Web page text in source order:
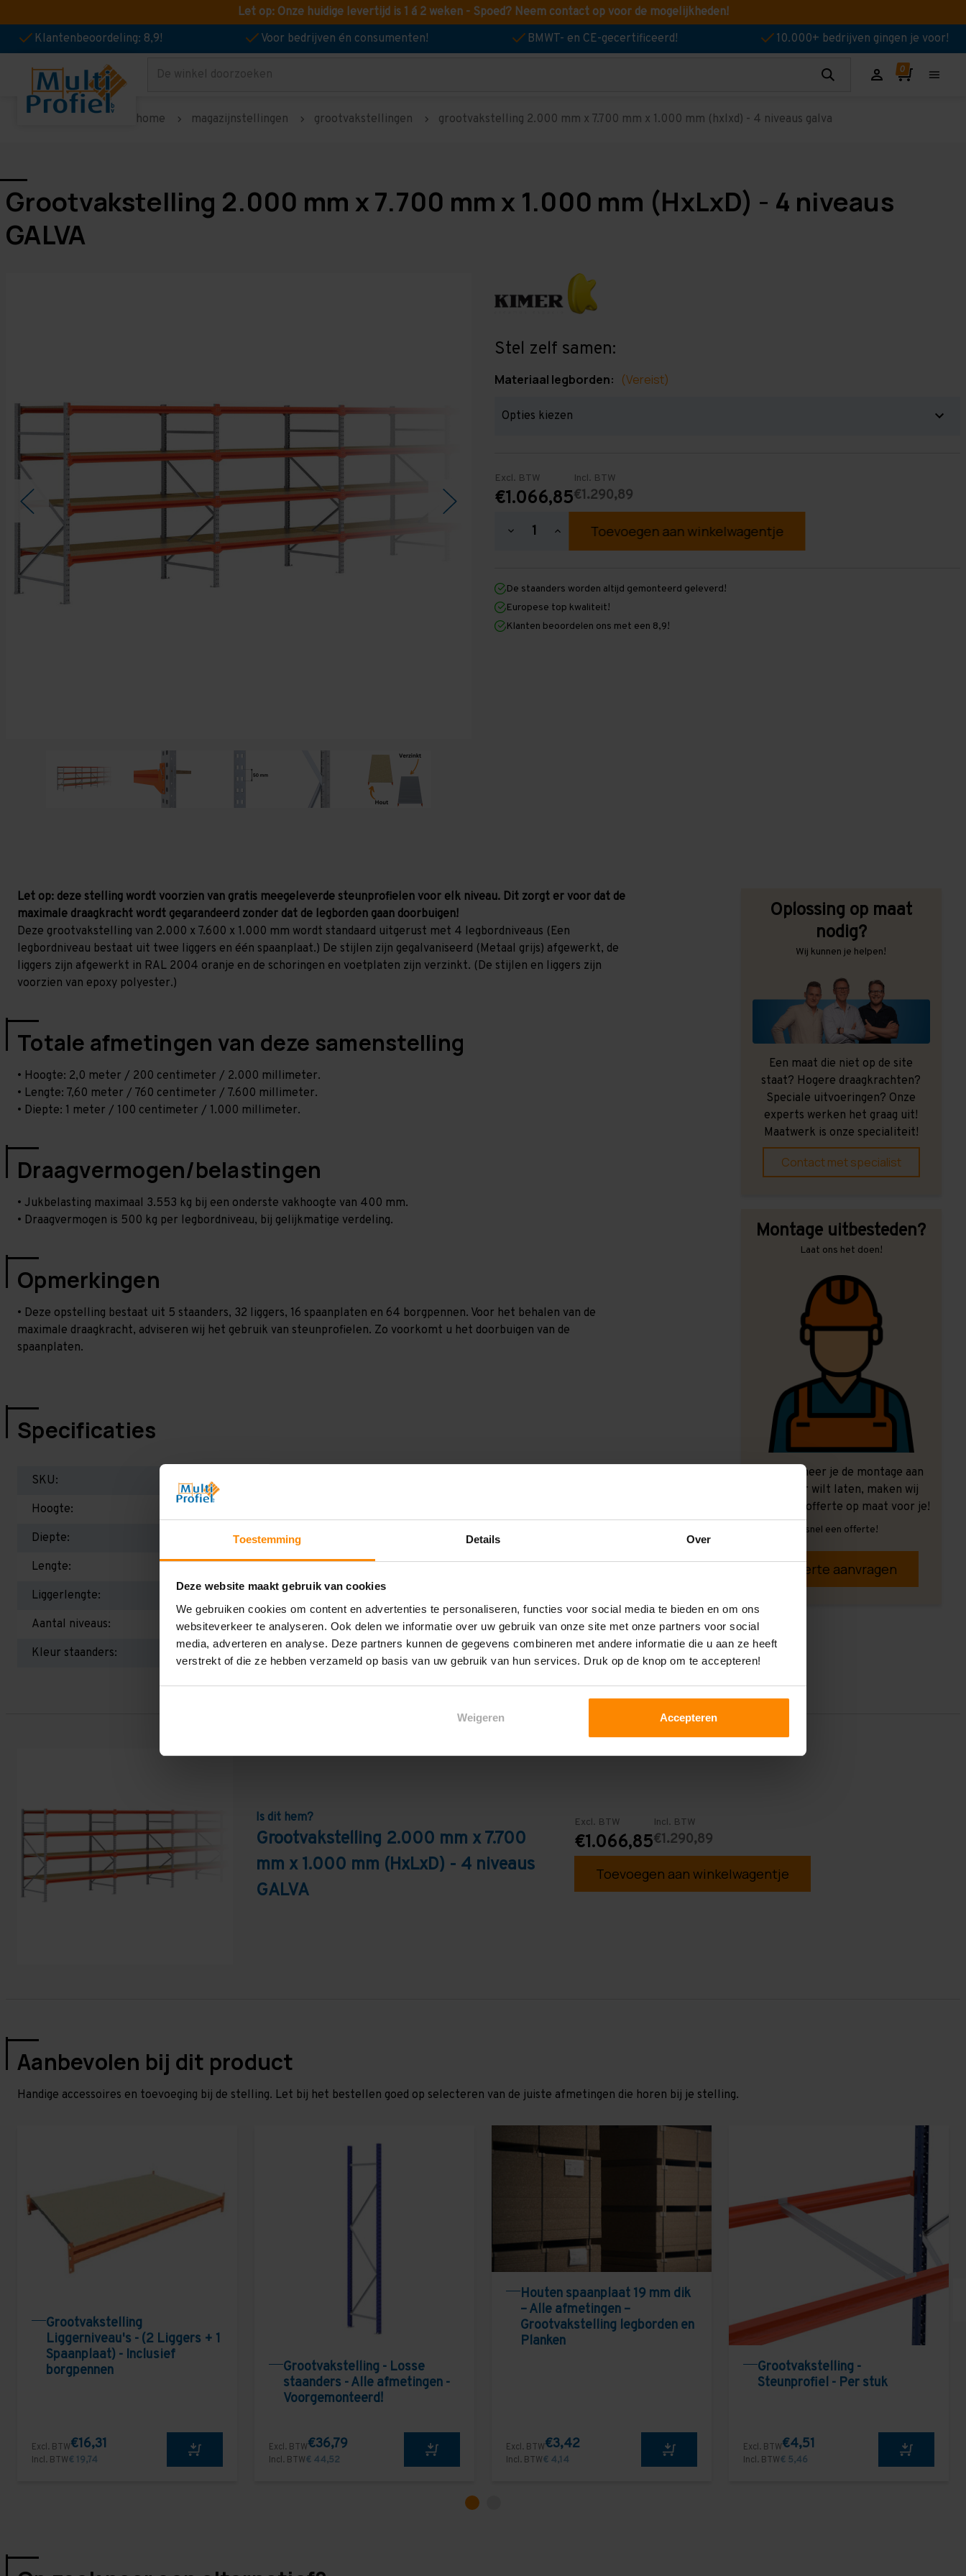
Toestemming Details Over
Deze website maakt gebruik van cookies
We gebruiken cookies om content en advertenties te personaliseren, functies voor social media te bieden en om ons
websiteverkeer te analyseren. Ook delen we informatie over uw gebruik van onze site met onze partners voor social
media, adverteren en analyse. Deze partners kunnen de gegevens combineren met andere informatie die u aan ze heeft
verstrekt of die ze hebben verzameld op basis van uw gebruik van hun services. Druk op de knop om te accepteren!
Weigeren Accepteren
Let op: Onze huidige levertijd is 1 á 2 weken - Spoed? Neem contact op voor de mogelijkheden!
Klantenbeoordeling: 8,9!
Voor bedrijven én consumenten! BMWT- en CE-gecertificeerd! 10.000+ bedrijven gingen je voor!
Zoeken
home magazijnstellingen grootvakstellingen grootvakstelling 2.000 mm x 7.700 mm x 1.000 mm (hxlxd) - 4 niveaus galva
Grootvakstelling 2.000 mm x 7.700 mm x 1.000 mm (HxLxD) - 4 niveaus
GALVA
Stel zelf samen:
Materiaal legborden: (Vereist)
Excl. BTW
€1.066,85
Incl. BTW
€1.290,89
Hoeveelheid
2.000
mm
x
7.700
mm
Hoeveelheid
verhogen
2.000
mm
x
7.700
mm
De staanders worden altijd gemonteerd geleverd!
Europese top kwaliteit!
Klanten beoordelen ons met een 8,9!
Let op: deze stelling wordt voorzien van gratis meegeleverde steunprofielen voor elk niveau. Dit zorgt er voor dat de
maximale draagkracht wordt gegarandeerd zonder dat de legborden gaan doorbuigen!
Deze grootvakstelling van 2.000 x 7.600 x 1.000 mm wordt standaard uitgerust met 4 legbordniveaus (Een
legbordniveau bestaat uit twee liggers en één spaanplaat.) De stijlen zijn gegalvaniseerd (Metaal grijs) afgewerkt, de
liggers zijn afgewerkt in RAL 2004 oranje en de schoringen en voetplaten zijn verzinkt. (De stijlen en liggers zijn
voorzien van epoxy polyester.)
Totale afmetingen van deze samenstelling
• Hoogte: 2,0 meter / 200 centimeter / 2.000 millimeter.
• Lengte: 7,60 meter / 760 centimeter / 7.600 millimeter.
• Diepte: 1 meter / 100 centimeter / 1.000 millimeter.
Draagvermogen/belastingen
• Jukbelasting maximaal 3.553 kg bij een onderste vakhoogte van 400 mm.
• Draagvermogen is 500 kg per legbordniveau, bij gelijkmatige verdeling.
Opmerkingen
• Deze opstelling bestaat uit 5 staanders, 32 liggers, 16 spaanplaten en 64 borgpennen. Voor het behalen van de
maximale draagkracht, adviseren wij het gebruik van steunprofielen. Zo voorkomt u het doorbuigen van de
spaanplaten.
Specificaties
SKU:
Hoogte:
Diepte:
Lengte:
Liggerlengte:
Aantal niveaus:
4
Kleur staanders:
Galva
Oplossing op maat
nodig?
Wij kunnen je helpen!
Een maat die niet op de site
staat? Hogere draagkrachten?
Speciale uitvoeringen? Onze
experts werken het graag uit!
Maatwerk is onze specialiteit!
Contact met specialist
Montage uitbesteden?
Laat ons het doen!
Ook wanneer je de montage aan
ons over wilt laten, maken wij
graag een offerte op maat voor je!
Vrijblijvend, snel een offerte!
Offerte aanvragen
Is dit hem?
Grootvakstelling 2.000 mm x 7.700
mm x 1.000 mm (HxLxD) - 4 niveaus
GALVA
Excl. BTW
€1.066,85
Incl. BTW
€1.290,89
Toevoegen aan winkelwagentje
Aanbevolen bij dit product
Handige accessoires en toevoeging bij de stelling. Let bij het bestellen goed op selecteren van de juiste afmetingen die horen bij je stelling.
Grootvakstelling
Liggerniveau's - (2 Liggers + 1
Spaanplaat) - Inclusief
borgpennen
Excl. BTW€16,31
Incl. BTW€ 19,74
Grootvakstelling - Losse
staanders - Alle afmetingen -
Voorgemonteerd!
Excl. BTW€36,79
Incl. BTW€ 44,52
Houten spaanplaat 19 mm dik
– Alle afmetingen –
Grootvakstelling legborden en
Planken
Excl. BTW€3,42
Incl. BTW€ 4,14
Grootvakstelling -
Steunprofiel - Per stuk
Excl. BTW€4,51
Incl. BTW€ 5,46